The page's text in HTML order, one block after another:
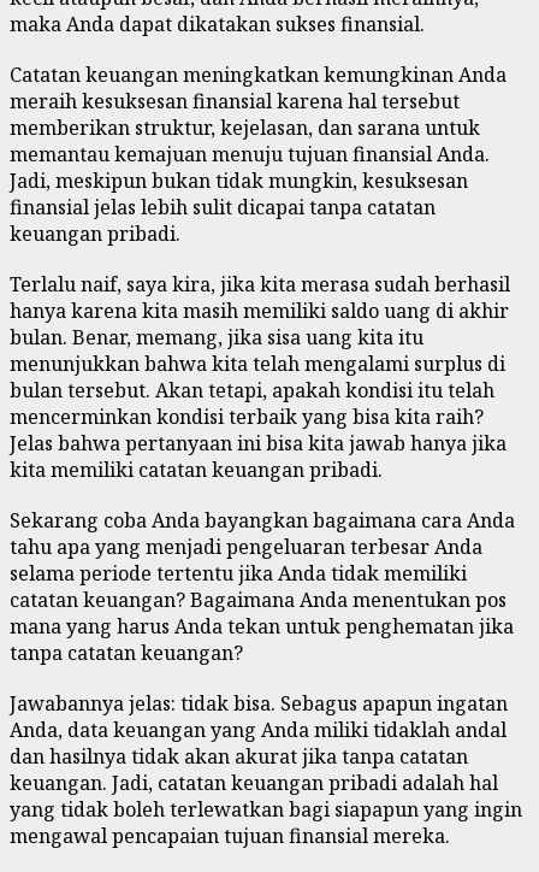
maka Anda dapat dikatakan sukses finansial.
Catatan keuangan meningkatkan kemungkinan Anda
meraih kesuksesan finansial karena hal tersebut
memberikan struktur, kejelasan, dan sarana untuk
memantau kemajuan menuju tujuan finansial Anda.
Jadi, meskipun bukan tidak mungkin, kesuksesan
finansial jelas lebih sulit dicapai tanpa catatan
keuangan pribadi.
Terlalu naif, saya kira, jika kita merasa sudah berhasil
hanya karena kita masih memiliki saldo uang di akhir
bulan. Benar, memang, jika sisa uang kita itu
menunjukkan bahwa kita telah mengalami surplus di
bulan tersebut. Akan tetapi, apakah kondisi itu telah
mencerminkan kondisi terbaik yang bisa kita raih?
Jelas bahwa pertanyaan ini bisa kita jawab hanya jika
kita memiliki catatan keuangan pribadi.
Sekarang coba Anda bayangkan bagaimana cara Anda
tahu apa yang menjadi pengeluaran terbesar Anda
selama periode tertentu jika Anda tidak memiliki
catatan keuangan? Bagaimana Anda menentukan pos
mana yang harus Anda tekan untuk penghematan jika
tanpa catatan keuangan?
Jawabannya jelas: tidak bisa. Sebagus apapun ingatan
Anda, data keuangan yang Anda miliki tidaklah andal
dan hasilnya tidak akan akurat jika tanpa catatan
keuangan. Jadi, catatan keuangan pribadi adalah hal
yang tidak boleh terlewatkan bagi siapapun yang ingin
mengawal pencapaian tujuan finansial mereka.